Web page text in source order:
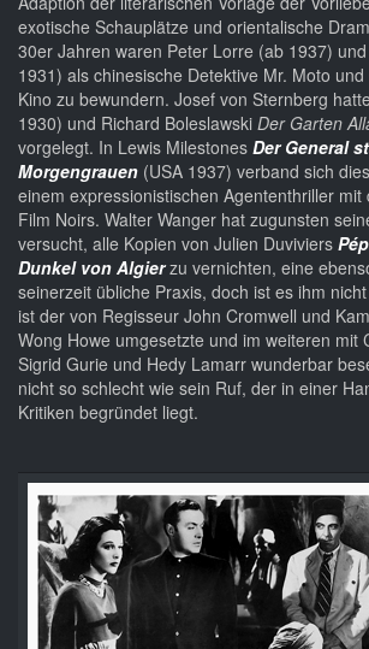
exotische Schauplätze und orientalische
30er Jahren waren Peter Lorre (ab 1937)
1931) als chinesische Detektive Mr. Moto
Kino zu bewundern. Josef von Sternberg hatte
1930) und Richard Boleslawski Der Garten
vorgelegt. In Lewis Milestones Der General
Morgengrauen (USA 1937) verband sich
einem expressionistischen Agententhriller mit
Film Noirs. Walter Wanger hat zugunsten
versucht, alle Kopien von Julien Duviviers
Dunkel von Algierzu vernichten, eine
seinerzeit übliche Praxis, doch ist es ihm
ist der von Regisseur John Cromwell und
Wong Howe umgesetzte und im weiteren mit
Sigrid Gurie und Hedy Lamarr wunderbar
nicht so schlecht wie sein Ruf, der in einer
Kritiken begründet liegt.